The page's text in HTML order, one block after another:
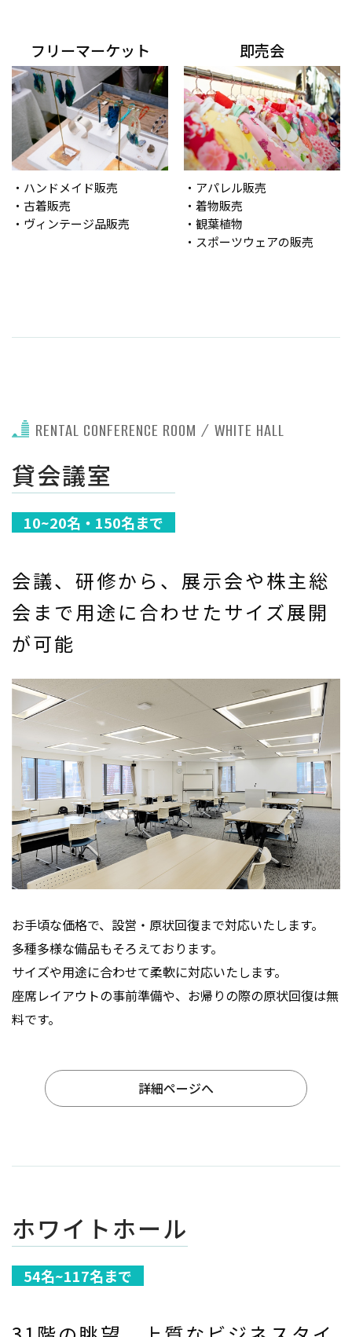
フリーマーケット
・ハンドメイド販売
・古着販売
・ヴィンテージ品販売
即売会
・アパレル販売
・着物販売
・観葉植物
・スポーツウェアの販売
RENTAL CONFERENCE ROOM / WHITE HALL
貸会議室
10~20名・150名まで
会議、研修から、展示会や株主総
会まで 用途に合わせたサイズ展開
が可能
お手頃な価格で、設営・原状回復まで対応いたします。
多種多様な備品もそろえております。
サイズや用途に合わせて柔軟に対応いたします。
座席レイアウトの事前準備や、お帰りの際の原状回復は無
料です。
詳細ページへ
ホワイトホール
54名~117名まで